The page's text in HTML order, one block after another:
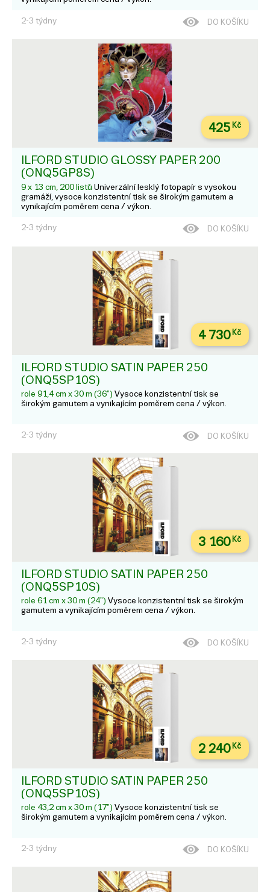
2-3 týdny DO KOŠÍKU
425 Kč
ILFORD STUDIO GLOSSY PAPER 200
(ONQ5GP8S)
9 x 13 cm, 200 listů Univerzální lesklý fotopapír s vysokou
gramáží, vysoce konzistentní tisk se širokým gamutem a
vynikajícím poměrem cena / výkon.
2-3 týdny DO KOŠÍKU
4 730Kč
ILFORD STUDIO SATIN PAPER 250
(ONQ5SP10S)
role 91,4 cm x 30 m (36") Vysoce konzistentní tisk se
širokým gamutem a vynikajícím poměrem cena / výkon.
2-3 týdny DO KOŠÍKU
3 160Kč
ILFORD STUDIO SATIN PAPER 250
(ONQ5SP10S)
role 61 cm x 30 m (24") Vysoce konzistentní tisk se širokým
gamutem a vynikajícím poměrem cena / výkon.
2-3 týdny DO KOŠÍKU
2 240Kč
ILFORD STUDIO SATIN PAPER 250
(ONQ5SP10S)
role 43,2 cm x 30 m (17") Vysoce konzistentní tisk se
širokým gamutem a vynikajícím poměrem cena / výkon.
2-3 týdny DO KOŠÍKU